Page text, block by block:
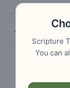
Scripture
You can